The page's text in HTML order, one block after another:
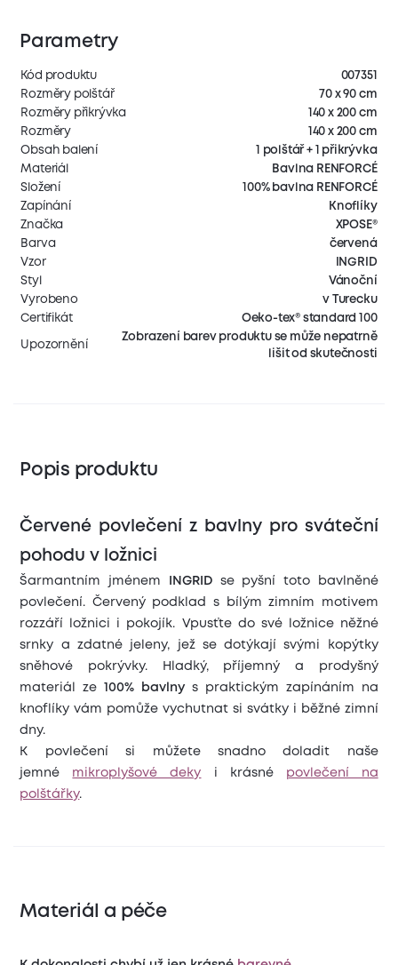
Parametry
Kód produktu
007351
Rozměry polštář
70 x 90 cm
Rozměry přikrývka
140 x 200 cm
Rozměry
140 x 200 cm
Obsah balení
1 polštář + 1 přikrývka
Materiál
Bavlna RENFORCÉ
Složení
100% bavlna RENFORCÉ
Zapínání
Knoflíky
Značka
XPOSE®
Barva
červená
Vzor
INGRID
Styl
Vánoční
Vyrobeno
v Turecku
Certifikát
Oeko-tex® standard 100
Upozornění
Zobrazení barev produktu se může nepatrně
lišit od skutečnosti
Popis produktu
Červené povlečení z bavlny pro sváteční
pohodu v ložnici
Šarmantním jménem INGRIDse pyšní toto bavlněné
povlečení. Červený podklad s bílým zimním motivem
rozzáří ložnici i pokojík. Vpusťte do své ložnice něžné
srnky a zdatné jeleny, jež se dotýkají svými kopýtky
sněhové pokrývky. Hladký, příjemný a prodyšný
materiál ze
100% bavlny s praktickým zapínáním na
knoflíky vám pomůže vychutnat si svátky i běžné zimní
dny.
K povlečení si můžete snadno doladit naše
jemné
mikroplyšové deky i krásné
povlečení na
polštářky.
Materiál a péče